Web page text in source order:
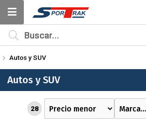
MI COMPRA
Autos y SUV
Autos y SUV
28